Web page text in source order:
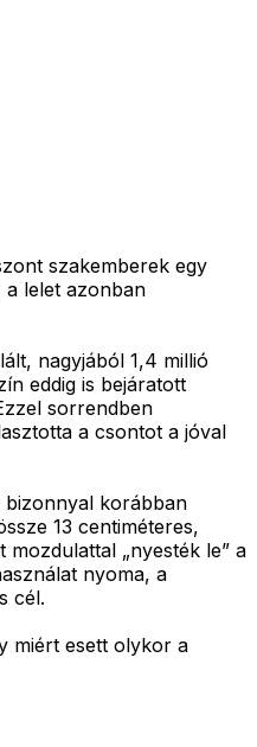
szakemberek egy
lelet azonban
nagyjából 1,4 millió
eddig is bejáratott
sorrendben
a csontot a jóval
bizonnyal korábban
13 centiméteres,
„nyesték le” a
nyoma, a
cél.
miért esett olykor a